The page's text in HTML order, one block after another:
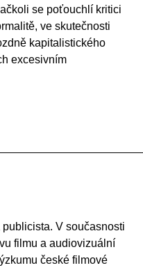
se poťouchlí kritici
ve skutečnosti
kapitalistického
excesivním
V současnosti
filmu a audiovizuální
české filmové